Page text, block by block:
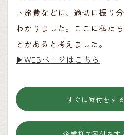
ト旅費などに、適切に振り
わかりました。ここに私た
とがあると考えました。
▶︎WEBページはこちら
すぐに寄付をす